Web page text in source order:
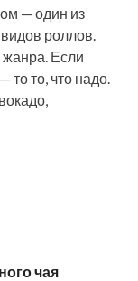
— один из
роллов.
жанра. Если
то то, что надо.
чая